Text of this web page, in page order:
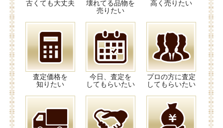
古くても大丈夫
壊れてる品物を
売りたい
高く売りたい
査定価格を
知りたい
今日、査定を
してもらいたい
プロの方に査定
してもらいたい